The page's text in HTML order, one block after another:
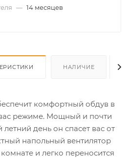
— 14 месяцев
НАЛИЧИЕ
комфортный обдув в
режиме. Мощный и почти
день он спасет вас от
напольный вентилятор
и легко переносится